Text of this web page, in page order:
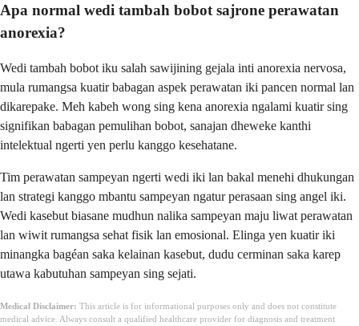
Apa normal wedi tambah bobot sajrone perawatan
anorexia?
Wedi tambah bobot iku salah sawijining gejala inti anorexia nervosa,
mula rumangsa kuatir babagan aspek perawatan iki pancen normal lan
dikarepake. Meh kabeh wong sing kena anorexia ngalami kuatir sing
signifikan babagan pemulihan bobot, sanajan dheweke kanthi
intelektual ngerti yen perlu kanggo kesehatane.
Tim perawatan sampeyan ngerti wedi iki lan bakal menehi dhukungan
lan strategi kanggo mbantu sampeyan ngatur perasaan sing angel iki.
Wedi kasebut biasane mudhun nalika sampeyan maju liwat perawatan
lan wiwit rumangsa sehat fisik lan emosional. Elinga yen kuatir iki
minangka bagéan saka kelainan kasebut, dudu cerminan saka karep
utawa kabutuhan sampeyan sing sejati.
Medical Disclaimer: This article is for informational purposes only and does not constitute
medical advice. Always consult a qualified healthcare provider for diagnosis and treatment